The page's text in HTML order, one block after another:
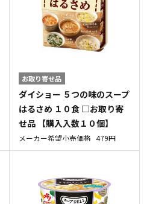
お取り寄せ品
ダイショー ５つの味のスープ
はるさめ １０食 □お取り寄
せ品 【購入入数１０個】
メーカー希望小売価格 479円